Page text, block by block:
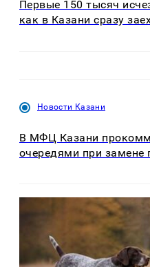
Первые 150 тысяч
как в Казани сразу
Новости Казани
В МФЦ Казани
очередями при замене